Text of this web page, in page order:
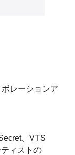
レーションア
、VTS
ィストの